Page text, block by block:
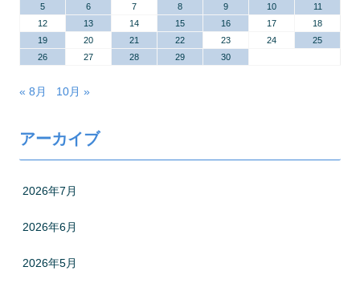
5
6 7 8 9 10
11
12
13 14 15 16 17
18
19
20 21 22 23 24
25
26
27 28 29 30
« 8月 10月 »
アーカイブ
2026年7月
2026年6月
2026年5月